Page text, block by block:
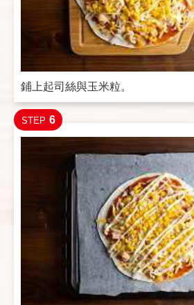
鋪上起司絲與玉米粒。
STEP 6